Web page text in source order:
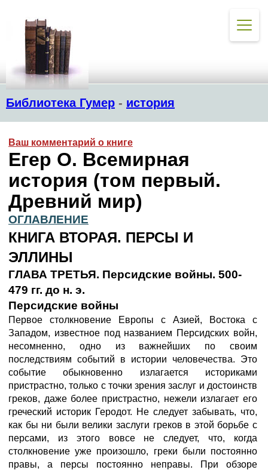
Библиотека Гумер - история
Ваш комментарий о книге
Егер О. Всемирная
история (том первый.
Древний мир)
ОГЛАВЛЕНИЕ
КНИГА ВТОРАЯ. ПЕРСЫ И
ЭЛЛИНЫ
ГЛАВА ТРЕТЬЯ. Персидские войны. 500-
479 гг. до н. э.
Персидские войны
Первое столкновение Европы с Азией, Востока с
Западом, известное под названием Персидских войн,
несомненно, одно из важнейших по своим
последствиям событий в истории человечества. Это
событие обыкновенно излагается историками
пристрастно, только с точки зрения заслуг и достоинств
греков, даже более пристрастно, нежели излагает его
греческий историк Геродот. Не следует забывать, что,
как бы ни были велики заслуги греков в этой борьбе с
персами, из этого вовсе не следует, что, когда
столкновение уже произошло, греки были постоянно
правы, а персы постоянно неправы. При обзоре